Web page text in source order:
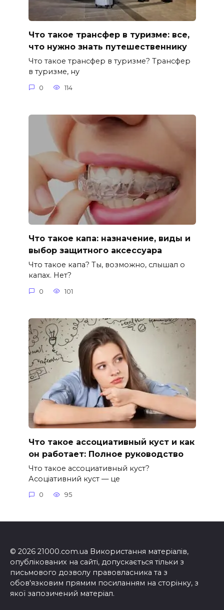
Что такое трансфер в туризме: все,
что нужно знать путешественнику
Что такое трансфер в туризме? Трансфер
в туризме, ну
0 114
Что такое капа: назначение, виды и
выбор защитного аксессуара
Что такое капа? Ты, возможно, слышал о
капах. Нет?
0 101
Что такое ассоциативный куст и как
он работает: Полное руководство
Что такое ассоциативный куст?
Асоціативний куст — це
0 95
© 2026 21000.com.ua Використання матеріалів,
опублікованих на сайті, допускається тільки з
письмового дозволу правовласника та з
обов'язковим прямим посиланням на сторінку, з
якої запозичений матеріал.